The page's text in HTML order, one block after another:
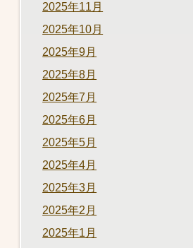
2025年11月
2025年10月
2025年9月
2025年8月
2025年7月
2025年6月
2025年5月
2025年4月
2025年3月
2025年2月
2025年1月